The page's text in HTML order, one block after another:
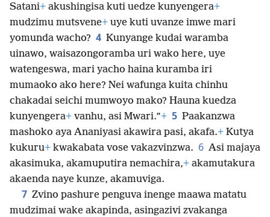
Satani+ akushingisa kuti uedze kunyengera+
mudzimu mutsvene+ uye kuti uvanze imwe mari
yomunda wacho? 4 Kunyange kudai waramba
uinawo, waisazongoramba uri wako here, uye
watengeswa, mari yacho haina kuramba iri
mumaoko ako here? Nei wafunga kuita chinhu
chakadai seichi mumwoyo mako? Hauna kuedza
kunyengera+ vanhu, asi Mwari.”+ 5 Paakanzwa
mashoko aya Ananiyasi akawira pasi, akafa.+ Kutya
kukuru+ kwakabata vose vakazvinzwa. 6 Asi majaya
akasimuka, akamuputira nemachira,+ akamutakura
akaenda naye kunze, akamuviga.
7 Zvino pashure penguva inenge maawa matatu
mudzimai wake akapinda, asingazivi zvakanga